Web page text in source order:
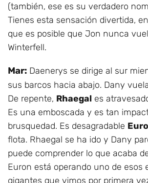
(también, ese es su verdadero
Tienes esta sensación divertida,
que es posible que Jon nunca
Winterfell.
Mar: Daenerys se dirige al sur
sus barcos hacia abajo. Dany
De repente, Rhaegal es
Es una emboscada y es tan
brusquedad. Es desagradable
flota. Rhaegal se ha ido y Dany
puede comprender lo que acaba
Euron está operando uno de esos
gigantes que vimos por primera